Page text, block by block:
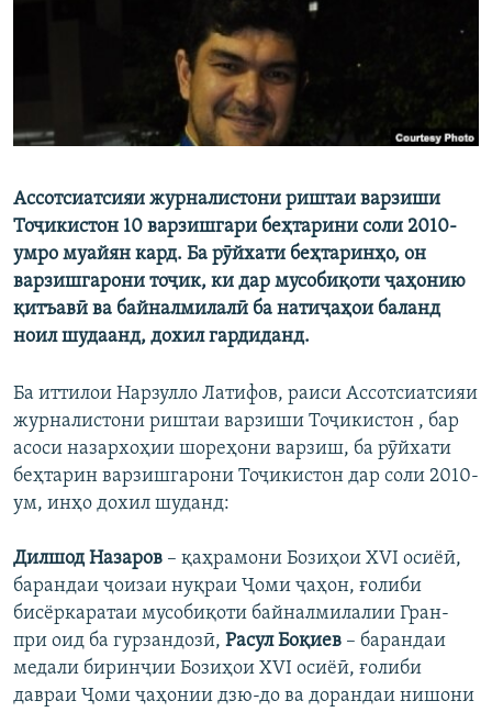
Ҳамаи сомонаҳои RFE/RL
Ассотсиатсияи журналистони риштаи варзиши
Тоҷикистон 10 варзишгари беҳтарини соли 2010-
умро муайян кард. Ба рӯйхати беҳтаринҳо, он
варзишгарони тоҷик, ки дар мусобиқоти ҷаҳонию
қитъавӣ ва байналмилалӣ ба натиҷаҳои баланд
ноил шудаанд, дохил гардиданд.
Ба иттилои Нарзулло Латифов, раиси Ассотсиатсияи
журналистони риштаи варзиши Тоҷикистон , бар
асоси назархоҳии шореҳони варзиш, ба рӯйхати
беҳтарин варзишгарони Тоҷикистон дар соли 2010-
ум, инҳо дохил шуданд:
Дилшод Назаров – қаҳрамони Бозиҳои XVI осиёӣ,
барандаи ҷоизаи нуқраи Ҷоми ҷаҳон, ғолиби
бисёркаратаи мусобиқоти байналмилалии Гран-
при оид ба гурзандозӣ, Расул Боқиев – барандаи
медали биринҷии Бозиҳои XVI осиёӣ, ғолиби
давраи Ҷоми ҷаҳонии дзю-до ва дорандаи нишони